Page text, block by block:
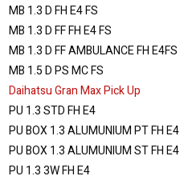
MB 1.3 D FH E4 FS
MB 1.3 D FF FH E4 FS
MB 1.3 D FF AMBULANCE FH E4FS
MB 1.5 D PS MC FS
Daihatsu Gran Max Pick Up
PU 1.3 STD FH E4
PU BOX 1.3 ALUMUNIUM PT FH E4
PU BOX 1.3 ALUMUNIUM ST FH E4
PU 1.3 3W FH E4